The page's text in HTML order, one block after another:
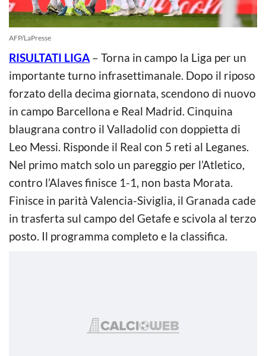
AFP/LaPresse
RISULTATI LIGA – Torna in campo la Liga per un
importante turno infrasettimanale. Dopo il riposo
forzato della decima giornata, scendono di nuovo
in campo Barcellona e Real Madrid. Cinquina
blaugrana contro il Valladolid con doppietta di
Leo Messi. Risponde il Real con 5 reti al Leganes.
Nel primo match solo un pareggio per l’Atletico,
contro l’Alaves finisce 1-1, non basta Morata.
Finisce in parità Valencia-Siviglia, il Granada cade
in trasferta sul campo del Getafe e scivola al terzo
posto. Il programma completo e la classifica.